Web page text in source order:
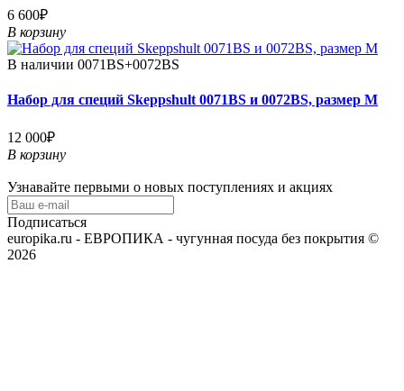
6 600₽
В корзину
В наличии 0071BS+0072BS
Набор для специй Skeppshult 0071BS и 0072BS, размер M
12 000₽
В корзину
Узнавайте первыми о новых поступлениях и акциях
Подписаться
europika.ru - ЕВРОПИКА - чугунная посуда без покрытия ©
2026